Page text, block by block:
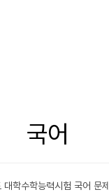
국어
국어 문제